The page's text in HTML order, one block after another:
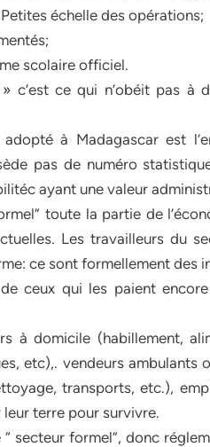
échelle des opérations;
scolaire officiel.
c’est ce qui n’obéit pas à
à Madagascar est
pas de numéro
ayant une valeur
toute la partie de
Les travailleurs du
ce sont formellement des
ceux qui les paient
à domicile (habillement,
etc),. vendeurs ambulants
transports, etc.),
terre pour survivre.
secteur formel”, donc